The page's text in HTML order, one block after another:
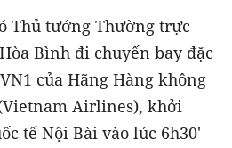
Thủ tướng Thường trực
Bình đi chuyến bay đặc
của Hãng Hàng không
Airlines), khởi
tế Nội Bài vào lúc 6h30'